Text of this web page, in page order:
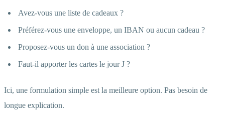
Avez-vous une liste de cadeaux ?
Préférez-vous une enveloppe, un IBAN ou aucun cadeau ?
Proposez-vous un don à une association ?
Faut-il apporter les cartes le jour J ?
Ici, une formulation simple est la meilleure option. Pas besoin de
longue explication.